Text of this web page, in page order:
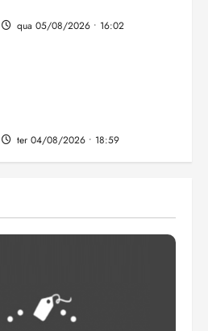
qua 05/08/2026 • 16:02
ter 04/08/2026 • 18:59
participação
qui 06/08/2026 • 15:18
da renda é comprometida
com dívidas